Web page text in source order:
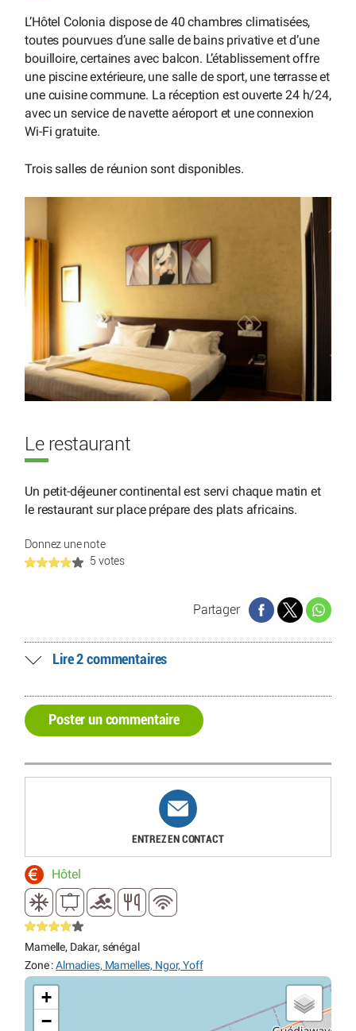
L’Hôtel Colonia dispose de 40 chambres climatisées,
toutes pourvues d’une salle de bains privative et d’une
bouilloire, certaines avec balcon. L’établissement offre
une piscine extérieure, une salle de sport, une terrasse et
une cuisine commune. La réception est ouverte 24 h/24,
avec un service de navette aéroport et une connexion
Wi-Fi gratuite.
Trois salles de réunion sont disponibles.
Le restaurant
Un petit-déjeuner continental est servi chaque matin et
le restaurant sur place prépare des plats africains.
Donnez une note
5 votes
Partager
Lire 2 commentaires
Poster un commentaire
ENTREZ EN CONTACT
Hôtel
Mamelle, Dakar, sénégal
Zone :Almadies, Mamelles, Ngor, Yoff
+
−